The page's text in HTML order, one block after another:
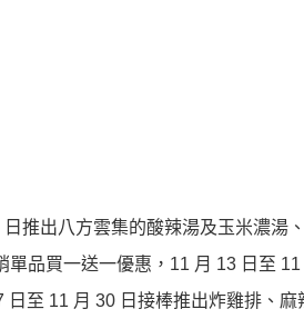
推出八方雲集的酸辣湯及玉米濃湯
品買一送一優惠，11 月 13 日至 11
至 11 月 30 日接棒推出炸雞排、麻